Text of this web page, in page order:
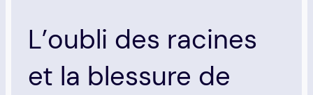
L’oubli des racines
et la blessure de